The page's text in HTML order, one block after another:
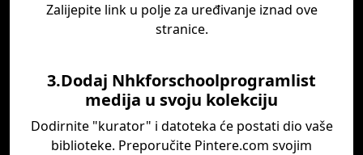
Zalijepite link u polje za uređivanje iznad ove
stranice.
3.Dodaj Nhkforschoolprogramlist
medija u svoju kolekciju
Dodirnite "kurator" i datoteka će postati dio vaše
biblioteke. Preporučite Pintere.com svojim